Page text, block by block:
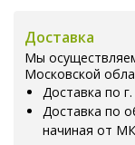
Доставка
Мы
Московской
Доставка по
Доставка по
начиная от